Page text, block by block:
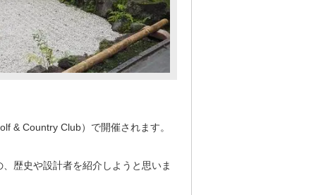
& Country Club）で開催されます。
歴史や設計者を紹介しようと思いま